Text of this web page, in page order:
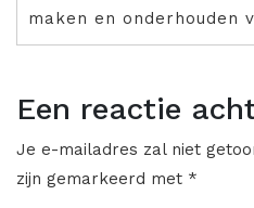
maken en onderhouden
Een reactie
Je e-mailadres zal niet
zijn gemarkeerd met *